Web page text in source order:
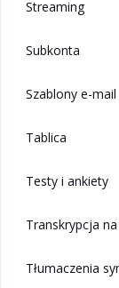
Streaming
Subkonta
Szablony e-mail
Tablica
Testy i ankiety
Transkrypcja
Tłumaczenia